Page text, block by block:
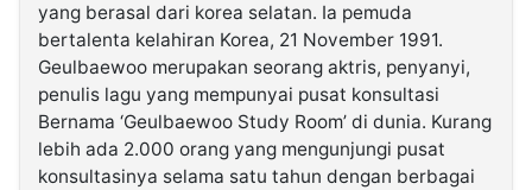
yang berasal dari korea selatan. Ia pemuda
bertalenta kelahiran Korea, 21 November 1991.
Geulbaewoo merupakan seorang aktris, penyanyi,
penulis lagu yang mempunyai pusat konsultasi
Bernama ‘Geulbaewoo Study Room’ di dunia. Kurang
lebih ada 2.000 orang yang mengunjungi pusat
konsultasinya selama satu tahun dengan berbagai